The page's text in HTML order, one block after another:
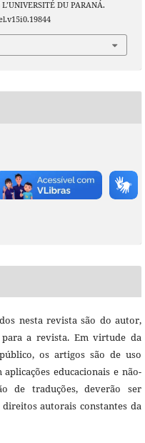
DU PARANÁ.
nesta revista são do autor,
a revista. Em virtude da
os artigos são de uso
educacionais e não-
de traduções, deverão ser
autorais constantes da